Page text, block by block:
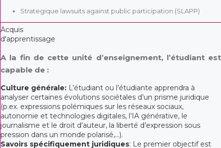
Strategique lawsuits against public participation (SLAPP)
Acquis
d'apprentissage
A la fin de cette unité d’enseignement, l’étudiant est
capable de :
Culture générale: L’étudiant ou l’étudiante apprendra à
analyser certaines évolutions sociétales d’un prisme juridique
(p.ex. expressions polémiques sur les réseaux sociaux,
autonomie et technologies digitales, l’IA générative, le
journalisme et le droit d’auteur, la liberté d’expression sous
pression dans un monde polarisé,...).
Savoirs spécifiquement juridiques: Le premier objectif est